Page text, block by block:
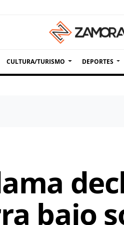
CULTURA/TURISMO DEPORTES
bajo